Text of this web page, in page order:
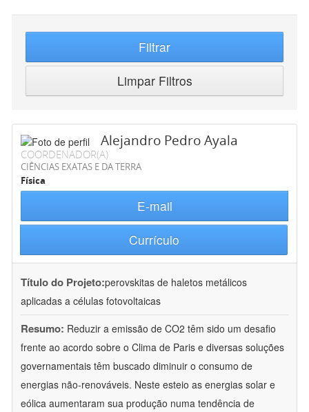
Filtrar
Limpar Filtros
Alejandro Pedro Ayala
COORDENADOR(A)
CIÊNCIAS EXATAS E DA TERRA
Física
E-mail
Currículo
Título do Projeto:perovskitas de haletos metálicos
aplicadas a células fotovoltaicas
Resumo: Reduzir a emissão de CO2 têm sido um desafio
frente ao acordo sobre o Clima de Paris e diversas soluções
governamentais têm buscado diminuir o consumo de
energias não-renováveis. Neste esteio as energias solar e
eólica aumentaram sua produção numa tendência de